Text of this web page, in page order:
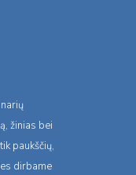
žinias bei
paukščių,
dirbame